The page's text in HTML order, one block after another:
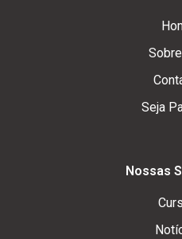
Seja
Nossas